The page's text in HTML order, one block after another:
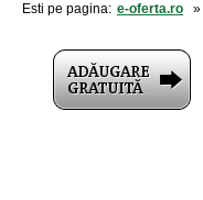
Esti pe pagina: e-oferta.ro »